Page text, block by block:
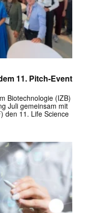
✕
11. Pitch-Event
Biotechnologie (IZB)
Juli gemeinsam mit
den 11. Life Science